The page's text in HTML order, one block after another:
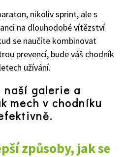
nikoliv sprint, ale s
na dlouhodobé vítězství
se naučíte kombinovat
prevencí, bude váš chodník
užívání.
naší galerie a
mech v chodníku
způsoby, jak se